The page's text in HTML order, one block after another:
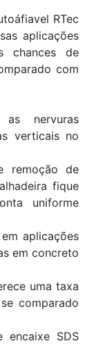
RTec
aplicações
chances de
com
nervuras
verticais no
remoção de
fique
uniforme
aplicações
em concreto
uma taxa
comparado
encaixe SDS